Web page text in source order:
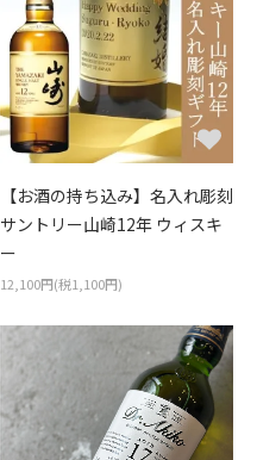
【お酒の持ち込み】名入れ彫刻
サントリー山崎12年 ウィスキ
ー
12,100円(税1,100円)